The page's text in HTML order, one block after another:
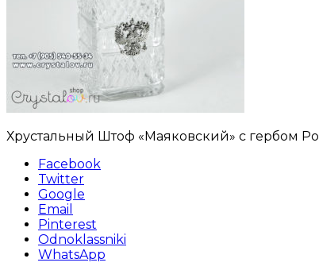
Хрустальный Штоф «Маяковский» с гербом
Facebook
Twitter
Google
Email
Pinterest
Odnoklassniki
WhatsApp